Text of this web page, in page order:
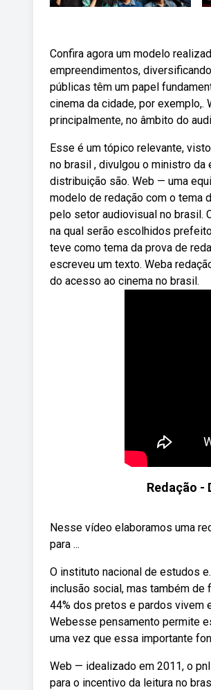
Confira agora um modelo
empreendimentos,
públicas têm um papel
cinema da cidade, por
principalmente, no âmbito do
Esse é um tópico relevante,
no brasil , divulgou o ministro da
distribuição são. Web — uma
modelo de redação com o tema
pelo setor audiovisual no brasil.
na qual serão escolhidos
teve como tema da prova de
escreveu um texto. Weba
do acesso ao cinema no brasil.
Redação -
Nesse vídeo elaboramos uma
para ...
O instituto nacional de estudos
inclusão social, mas também de
44% dos pretos e pardos vivem
Webesse pensamento permite
uma vez que essa importante
Web — idealizado em 2011, o
para o incentivo da leitura no